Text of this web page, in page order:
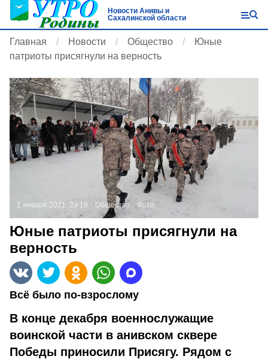
Новости Анивы и
Сахалинской области
Главная Новости Общество
Юные
патриоты присягнули на верность
1 января 2021, 23:18 Общество Фото:
Юные патриоты присягнули на
верность
Всё было по-взрослому
В конце декабря военнослужащие
воинской части в анивском сквере
Победы приносили Присягу. Рядом с